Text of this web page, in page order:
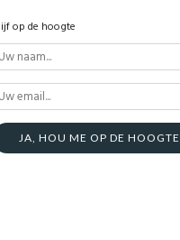
op de hoogte
JA, HOU ME OP DE HOOGTE